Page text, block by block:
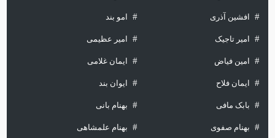
افشین آذری امو بند
امیر تاجیک امیر عظیمی
امین فیاض ایمان غلامی
ایمان فلاح ایوان بند
بابک مافی بهنام بانی
بهنام صفوی بهنام علمشاهی